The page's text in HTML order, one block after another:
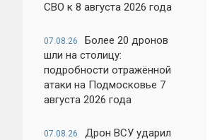
СВО к 8 августа 2026 года
07.08.26
Более 20 дронов
шли на столицу:
подробности отражённой
атаки на Подмосковье 7
августа 2026 года
07.08.26
Дрон ВСУ ударил